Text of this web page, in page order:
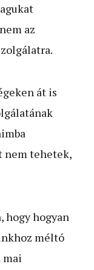
az
át is
nem tehetek,
hogy hogyan
méltó